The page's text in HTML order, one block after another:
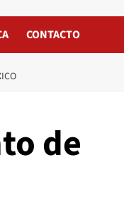
CONTACTO
de